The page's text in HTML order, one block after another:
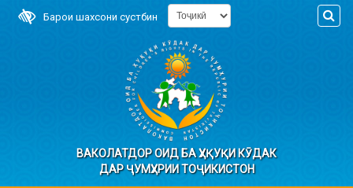
Барои шахсони сустбин
ВАКОЛАТДОР ОИД БА ҲУҚУҚИ КӮДАК
ДАР ҶУМҲУРИИ ТОҶИКИСТОН